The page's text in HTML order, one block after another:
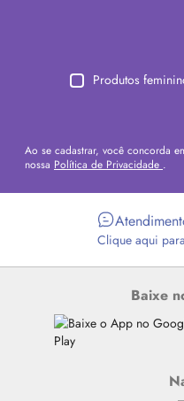
Produtos
Ao se cadastrar, você concorda
nossa Política de Privacidade .
Clique aqui
Baixe